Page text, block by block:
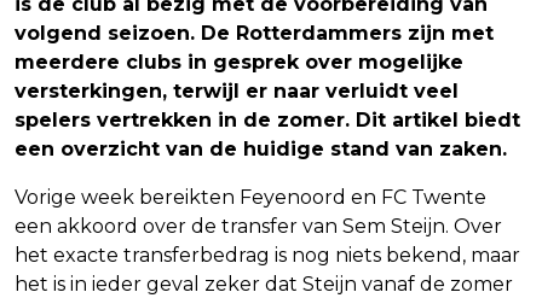
is de club al bezig met de voorbereiding van
volgend seizoen. De Rotterdammers zijn met
meerdere clubs in gesprek over mogelijke
versterkingen, terwijl er naar verluidt veel
spelers vertrekken in de zomer. Dit artikel biedt
een overzicht van de huidige stand van zaken.
Vorige week bereikten Feyenoord en FC Twente
een akkoord over de transfer van Sem Steijn. Over
het exacte transferbedrag is nog niets bekend, maar
het is in ieder geval zeker dat Steijn vanaf de zomer